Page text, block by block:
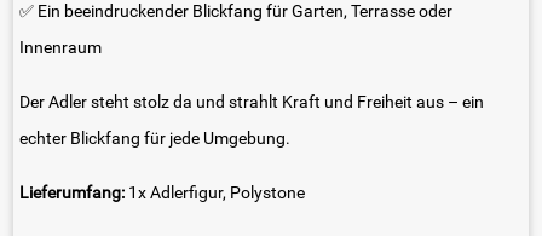
✅ Ein beeindruckender Blickfang für Garten, Terrasse oder
Innenraum
Der Adler steht stolz da und strahlt Kraft und Freiheit aus – ein
echter Blickfang für jede Umgebung.
Lieferumfang: 1x Adlerfigur, Polystone